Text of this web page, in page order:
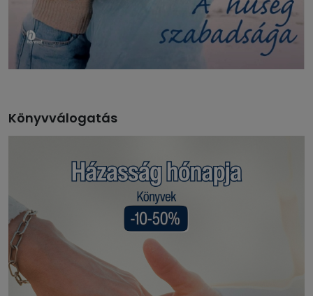
Könyvválogatás